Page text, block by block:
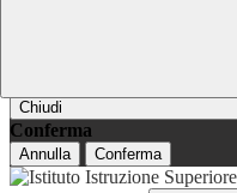
Chiudi
Conferma
Annulla Conferma